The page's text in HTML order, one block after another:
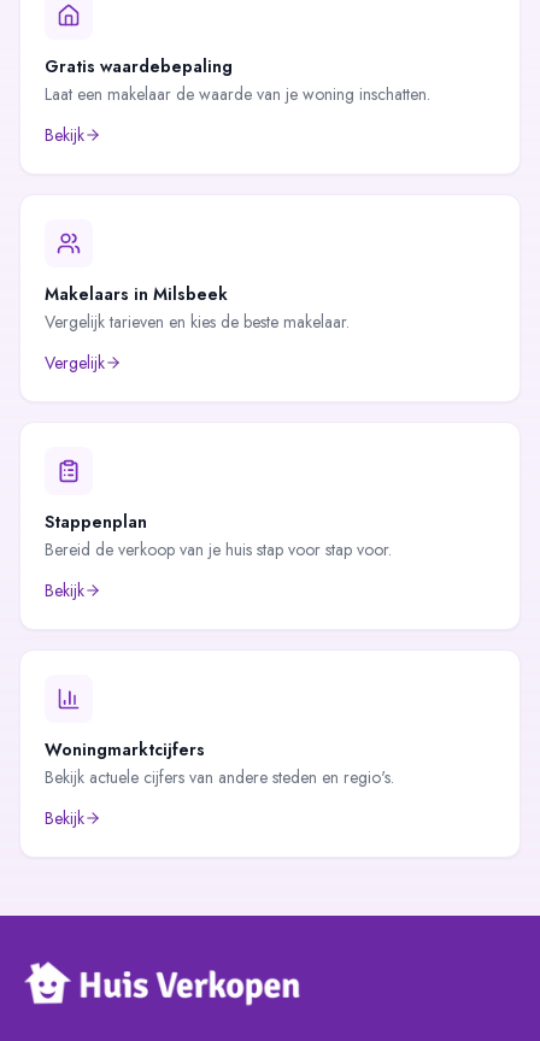
Gratis waardebepaling
Laat een makelaar de waarde van je woning inschatten.
Bekijk
Makelaars in Milsbeek
Vergelijk tarieven en kies de beste makelaar.
Vergelijk
Stappenplan
Bereid de verkoop van je huis stap voor stap voor.
Bekijk
Woningmarktcijfers
Bekijk actuele cijfers van andere steden en regio's.
Bekijk